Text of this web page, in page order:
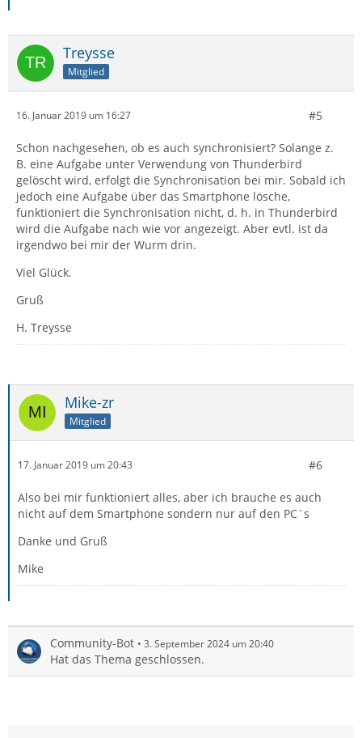
Treysse
Mitglied
16. Januar 2019 um 16:27 #5
Schon nachgesehen, ob es auch synchronisiert? Solange z.
B. eine Aufgabe unter Verwendung von Thunderbird
gelöscht wird, erfolgt die Synchronisation bei mir. Sobald ich
jedoch eine Aufgabe über das Smartphone lösche,
funktioniert die Synchronisation nicht, d. h. in Thunderbird
wird die Aufgabe nach wie vor angezeigt. Aber evtl. ist da
irgendwo bei mir der Wurm drin.
Viel Glück.
Gruß
H. Treysse
Mike-zr
Mitglied
17. Januar 2019 um 20:43 #6
Also bei mir funktioniert alles, aber ich brauche es auch
nicht auf dem Smartphone sondern nur auf den PC`s
Danke und Gruß
Mike
Community-Bot 3. September 2024 um 20:40
Hat das Thema geschlossen.